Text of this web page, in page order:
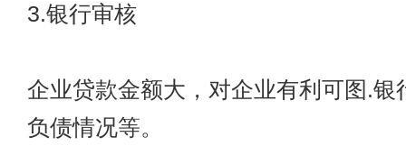
3.银行审核
企业贷款金额大，对企业有利可图.银
负债情况等。